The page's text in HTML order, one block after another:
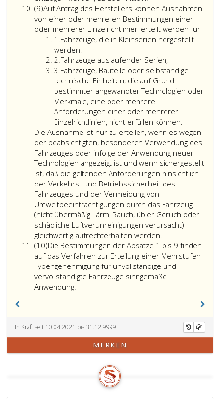
(9)Absatz
9
Auf Antrag des Herstellers können Ausnahmen
von einer oder mehreren Bestimmungen einer
oder mehrerer Einzelrichtlinien erteilt werden für
1.Ziffer
eins
Fahrzeuge, die in Kleinserien hergestellt
werden,
2.Ziffer
2
Fahrzeuge auslaufender Serien,
3.Ziffer
3
Fahrzeuge, Bauteile oder selbständige
technische Einheiten, die auf Grund
bestimmter angewandter Technologien oder
Merkmale, eine oder mehrere
Anforderungen einer oder mehrerer
Einzelrichtlinien, nicht erfüllen können.
Die Ausnahme ist nur zu erteilen, wenn es wegen
der beabsichtigten, besonderen Verwendung des
Fahrzeuges oder infolge der Anwendung neuer
Technologien angezeigt ist und wenn sichergestellt
ist, daß die geltenden Anforderungen hinsichtlich
der Verkehrs- und Betriebssicherheit des
Fahrzeuges und der Vermeidung von
Umweltbeeinträchtigungen durch das Fahrzeug
(nicht übermäßig Lärm, Rauch, übler Geruch oder
schädliche Luftverunreinigungen verursacht)
gleichwertig aufrechterhalten werden.
(10)Absatz
10
Die Bestimmungen der Absätze 1 bis 9 finden
auf das Verfahren zur Erteilung einer Mehrstufen-
Typengenehmigung für unvollständige und
vervollständigte Fahrzeuge sinngemäße
Anwendung.
In Kraft seit 10.04.2021 bis 31.12.9999
MERKEN